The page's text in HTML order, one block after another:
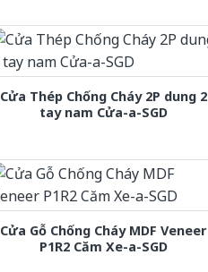
Cửa Thép Chống Cháy 2P dung 2
tay nam Cửa-a-SGD
Cửa Gỗ Chống Cháy MDF Veneer
P1R2 Căm Xe-a-SGD